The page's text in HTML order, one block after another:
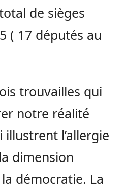
de sièges
( 17 députés au
trouvailles qui
notre réalité
l’allergie
dimension
démocratie. La